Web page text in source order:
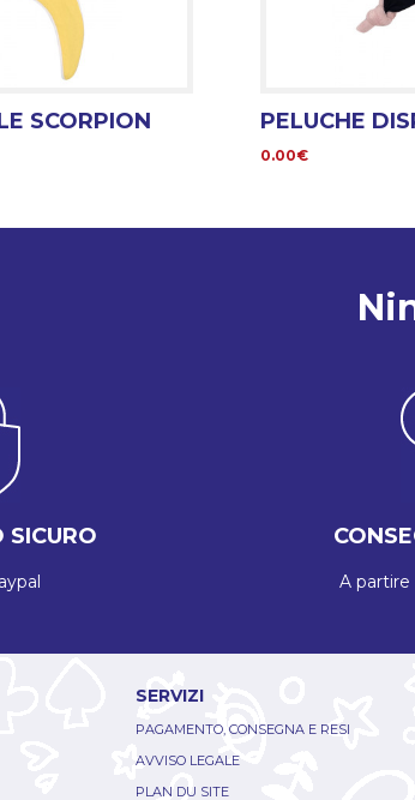
SCORPION PELUCHE
0.00€
SICURO
A partire
SERVIZI
PAGAMENTO, CONSEGNA E RESI
AVVISO LEGALE
PLAN DU SITE